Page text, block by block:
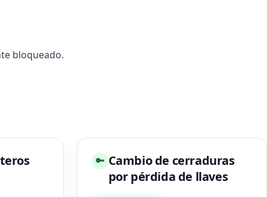
bloqueado.
🔑 Cambio de cerraduras
por pérdida de llaves